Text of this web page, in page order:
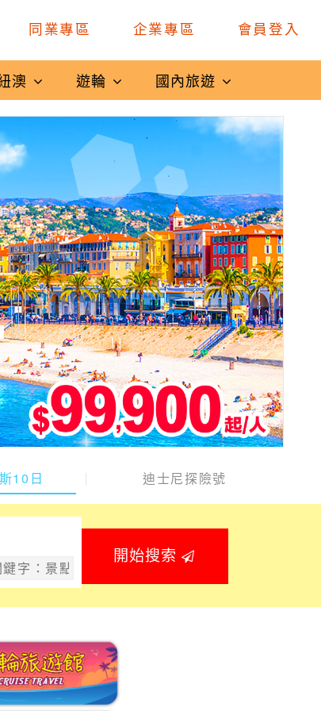
同業專區 企業專區 會員登入
澳 遊輪 國內旅遊
10日 迪士尼探險號
開始搜索